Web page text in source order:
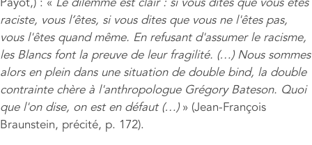
raciste, vous l’êtes, si vous dites que vous ne l'êtes pas,
vous l'êtes quand même. En refusant d'assumer le racisme,
les Blancs font la preuve de leur fragilité. (…) Nous sommes
alors en plein dans une situation de double bind, la double
contrainte chère à l'anthropologue Grégory Bateson. Quoi
que l'on dise, on est en défaut (…)» (Jean-François
Braunstein, précité, p. 172).